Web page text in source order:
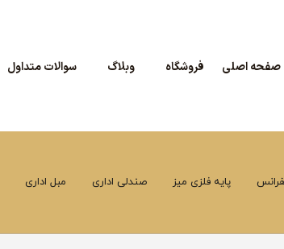
صفحه اصلی فروشگاه وبلاگ سوالات متداول
پایه فلزی میز صندلی اداری مبل اداری